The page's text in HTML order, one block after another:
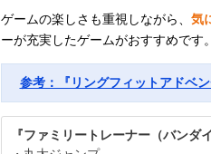
ゲームの楽しさも重視しながら、 気
ーが充実したゲームがおすすめです。
参考：『リングフィットアドベ
『ファミリートレーナー（バンダ